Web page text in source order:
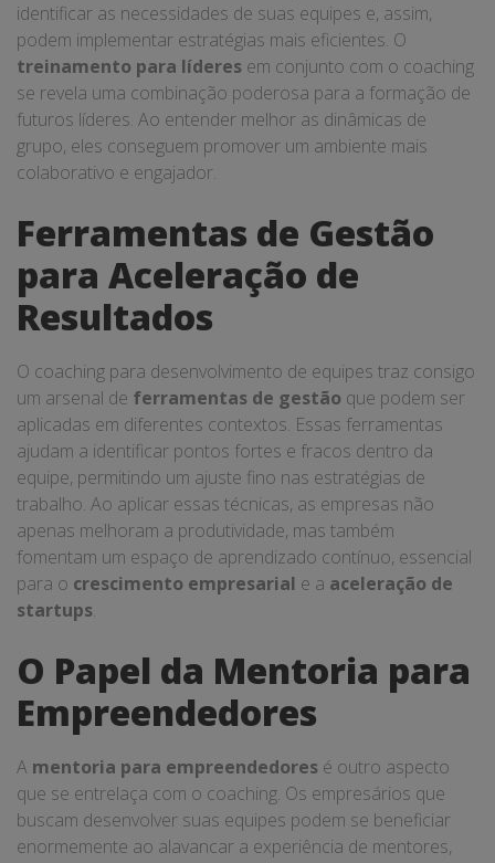
identificar as necessidades de suas equipes e, assim,
podem implementar estratégias mais eficientes. O
treinamento para líderes em conjunto com o coaching
se revela uma combinação poderosa para a formação de
futuros líderes. Ao entender melhor as dinâmicas de
grupo, eles conseguem promover um ambiente mais
colaborativo e engajador.
Ferramentas de Gestão
para Aceleração de
Resultados
O coaching para desenvolvimento de equipes traz consigo
um arsenal de ferramentas de gestão que podem ser
aplicadas em diferentes contextos. Essas ferramentas
ajudam a identificar pontos fortes e fracos dentro da
equipe, permitindo um ajuste fino nas estratégias de
trabalho. Ao aplicar essas técnicas, as empresas não
apenas melhoram a produtividade, mas também
fomentam um espaço de aprendizado contínuo, essencial
para o crescimento empresarial e a aceleração de
startups.
O Papel da Mentoria para
Empreendedores
A mentoria para empreendedores é outro aspecto
que se entrelaça com o coaching. Os empresários que
buscam desenvolver suas equipes podem se beneficiar
enormemente ao alavancar a experiência de mentores,